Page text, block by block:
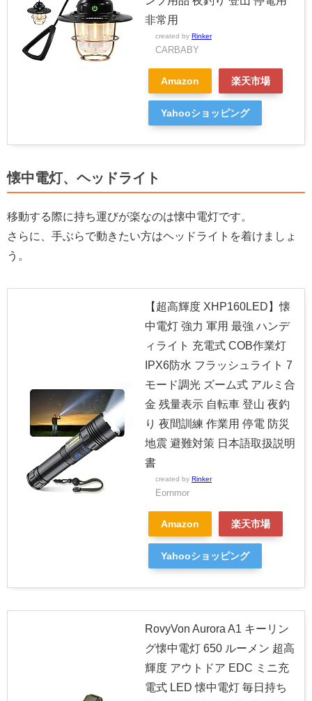
非常用
created by Rinker
CARBABY
Amazon 楽天市場
Yahooショッピング
懐中電灯、ヘッドライト
移動する際に持ち運びが楽なのは懐中電灯です。
さらに、手ぶらで動きたい方はヘッドライトを着けましょ
う。
【超高輝度 XHP160LED】懐
中電灯 強力 軍用 最強 ハンデ
ィライト 充電式 COB作業灯
IPX6防水 フラッシュライト 7
モード調光 ズーム式 アルミ合
金 残量表示 自転車 登山 夜釣
り 夜間訓練 作業用 停電 防災
地震 避難対策 日本語取扱説明
書
created by Rinker
Eornmor
Amazon 楽天市場
Yahooショッピング
RovyVon Aurora A1 キーリン
グ懐中電灯 650 ルーメン 超高
輝度 アウトドア EDC ミニ充
電式 LED 懐中電灯 毎日持ち